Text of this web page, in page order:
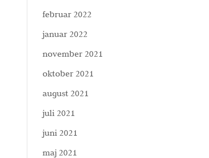
februar 2022
januar 2022
november 2021
oktober 2021
august 2021
juli 2021
juni 2021
maj 2021